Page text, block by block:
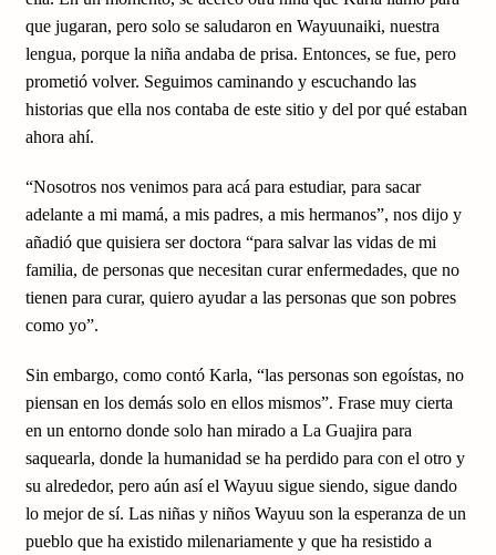
que jugaran, pero solo se saludaron en Wayuunaiki, nuestra
lengua, porque la niña andaba de prisa. Entonces, se fue, pero
prometió volver. Seguimos caminando y escuchando las
historias que ella nos contaba de este sitio y del por qué estaban
ahora ahí.
“Nosotros nos venimos para acá para estudiar, para sacar
adelante a mi mamá, a mis padres, a mis hermanos”, nos dijo y
añadió que quisiera ser doctora “para salvar las vidas de mi
familia, de personas que necesitan curar enfermedades, que no
tienen para curar, quiero ayudar a las personas que son pobres
como yo”.
Sin embargo, como contó Karla, “las personas son egoístas, no
piensan en los demás solo en ellos mismos”. Frase muy cierta
en un entorno donde solo han mirado a La Guajira para
saquearla, donde la humanidad se ha perdido para con el otro y
su alrededor, pero aún así el Wayuu sigue siendo, sigue dando
lo mejor de sí. Las niñas y niños Wayuu son la esperanza de un
pueblo que ha existido milenariamente y que ha resistido a